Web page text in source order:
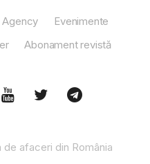
Agency
Evenimente
Abonament revistă
afaceri din România